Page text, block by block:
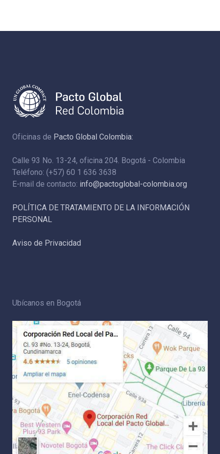
Oficinas de Pacto Global Colombia:
Calle 93 No. 13-24, oficina 204. Bogotá - Colombia
Teléfono: (+57) 60 1 636 3638
E-mail de contacto: info@pactoglobal-colombia.org
POLÍTICA DE TRATAMIENTO DE LA INFORMACIÓN
PERSONAL
Aviso de Privacidad
Ubícanos en Bogotá